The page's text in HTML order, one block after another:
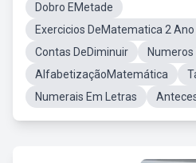
Dobro EMetade
Exercicios DeMatematica 2
Contas DeDiminuir
AlfabetizaçãoMatemática
Numerais Em Letras